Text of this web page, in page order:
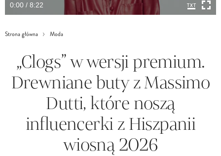
0:00 / 8:22
Strona główna Moda
„Clogs” w wersji premium.
Drewniane buty z Massimo
Dutti, które noszą
influencerki z Hiszpanii
wiosną 2026